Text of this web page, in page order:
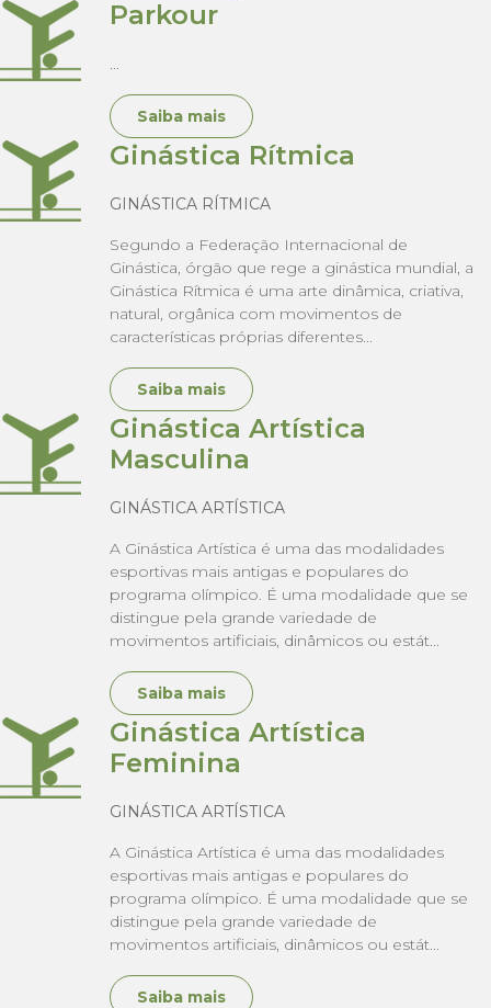
Parkour
...
Saiba mais
Ginástica Rítmica
GINÁSTICA RÍTMICA
Segundo a Federação Internacional de
Ginástica, órgão que rege a ginástica mundial, a
Ginástica Rítmica é uma arte dinâmica, criativa,
natural, orgânica com movimentos de
características próprias diferentes...
Saiba mais
Ginástica Artística
Masculina
GINÁSTICA ARTÍSTICA
A Ginástica Artística é uma das modalidades
esportivas mais antigas e populares do
programa olímpico. É uma modalidade que se
distingue pela grande variedade de
movimentos artificiais, dinâmicos ou estát...
Saiba mais
Ginástica Artística
Feminina
GINÁSTICA ARTÍSTICA
A Ginástica Artística é uma das modalidades
esportivas mais antigas e populares do
programa olímpico. É uma modalidade que se
distingue pela grande variedade de
movimentos artificiais, dinâmicos ou estát...
Saiba mais